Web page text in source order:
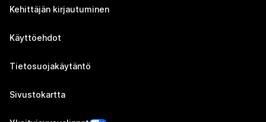
Kehittäjän kirjautuminen
Käyttöehdot
Tietosuojakäytäntö
Sivustokartta